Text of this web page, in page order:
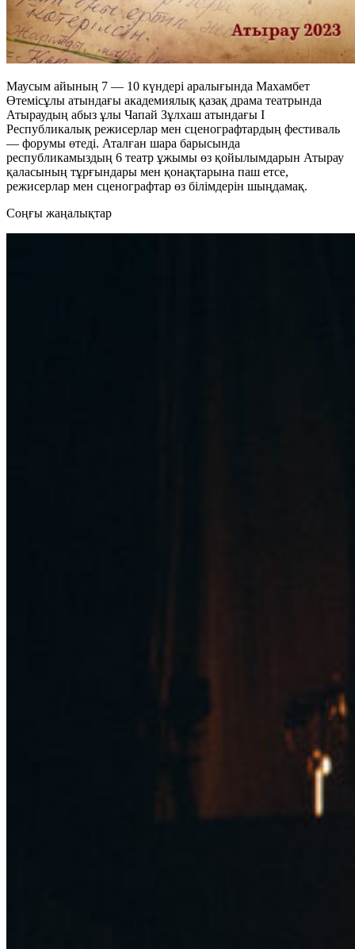
Маусым айының 7 — 10 күндері аралығында Махамбет
Өтемісұлы атындағы академиялық қазақ драма театрында
Атыраудың абыз ұлы Чапай Зұлхаш атындағы І
Республикалық режисерлар мен сценографтардың фестиваль
— форумы өтеді. Аталған шара барысында
республикамыздың 6 театр ұжымы өз қойылымдарын Атырау
қаласының тұрғындары мен қонақтарына паш етсе,
режисерлар мен сценографтар өз білімдерін шыңдамақ.
Cоңғы жаңалықтар